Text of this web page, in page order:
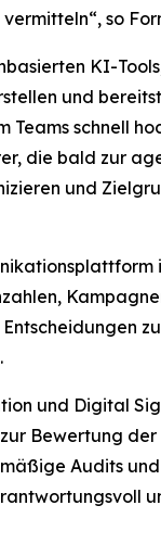
so
KI-
und
Teams schnell
die bald zur
und
und Digital
Bewertung
Audits